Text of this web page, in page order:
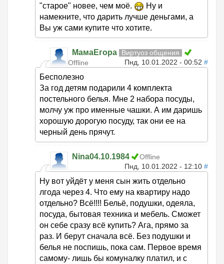
"старое" новее, чем моё.
Ну и
намекните, что дарить лучше деньгами, а
Вы уж сами купите что хотите.
МамаЕгора
Виртуоз общения
Offline
Пнд, 10.01.2022 - 00:52 #
Бесполезно
За год детям подарили 4 комплекта
постельного белья. Мне 2 набора посуды,
молчу уж про именные чашки. А им даришь
хорошую дорогую посуду, так они ее на
черный день прячут.
Nina04.10.1984
Offline
Пнд, 10.01.2022 - 12:10 #
Ну вот уйдёт у меня сын жить отдельно
лгода через 4. Что ему на квартиру надо
отдельно? Всё!!!! Бельё, подушки, одеяла,
посуда, бытовая техника и мебель. Сможет
он себе сразу всё купить? Ага, прямо за
раз. И берут сначала всё. Без подушки и
белья не поспишь, пока сам. Первое время
самому- лишь бы комуналку платил, и с